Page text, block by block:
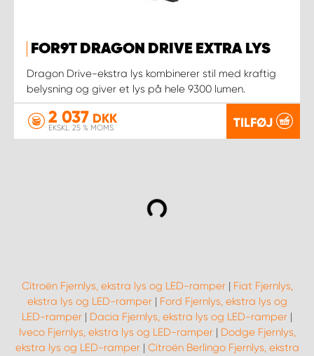
FOR9T DRAGON DRIVE EXTRA LYS
Dragon Drive-ekstra lys kombinerer stil med kraftig
belysning og giver et lys på hele 9300 lumen.
2 037 DKK
EKSKL. 25 % MOMS TILFØJ
Citroën Fjernlys, ekstra lys og LED-ramper| Fiat Fjernlys,
ekstra lys og LED-ramper| Ford Fjernlys, ekstra lys og
LED-ramper | Dacia Fjernlys, ekstra lys og LED-ramper |
Iveco Fjernlys, ekstra lys og LED-ramper| Dodge Fjernlys,
ekstra lys og LED-ramper| Citroën Berlingo Fjernlys, ekstra